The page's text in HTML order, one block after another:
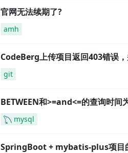
官网无法续期了?
amh
CodeBerg上传项目返回403错误
git
BETWEEN和>=and<=的查询时间
mysql
SpringBoot + mybatis-plus项目